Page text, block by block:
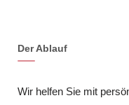
Der Ablauf
Wir helfen Sie mit